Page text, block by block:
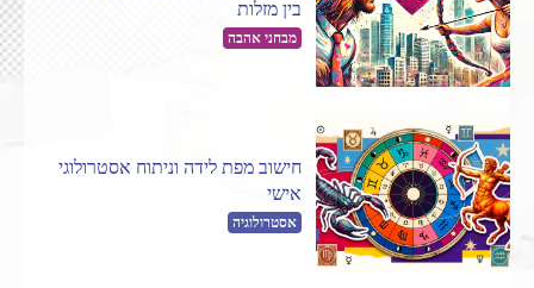
בין מזלות
מבחני אהבה
חישוב מפת לידה וניתוח אסטרולוגי
אישי
אסטרולוגיה